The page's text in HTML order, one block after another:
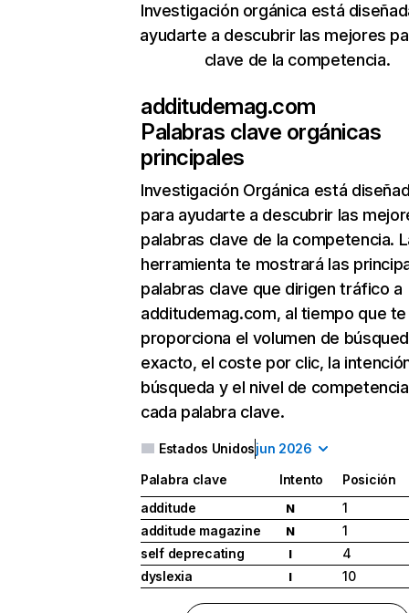
Investigación orgánica está
ayudarte a descubrir las mejores
clave de la competencia.
additudemag.com
Palabras clave orgánicas
principales
Investigación Orgánica está
para ayudarte a descubrir las
palabras clave de la competencia.
herramienta te mostrará las
palabras clave que dirigen tráfico a
additudemag.com, al tiempo que te
proporciona el volumen de
exacto, el coste por clic, la
búsqueda y el nivel de
cada palabra clave.
Estados Unidosjun 2026
Palabra clave Intento
Posición
additude
N
1
additude magazine
N
1
self deprecating
I
4
dyslexia
I 10